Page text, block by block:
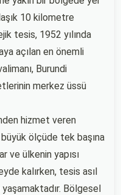
10 kilometre
tesis, 1952 yılında
açılan en önemli
Burundi
merkez üssü
hizmet veren
ölçüde tek başına
ve ülkenin yapısı
kalırken, tesis asıl
Bölgesel